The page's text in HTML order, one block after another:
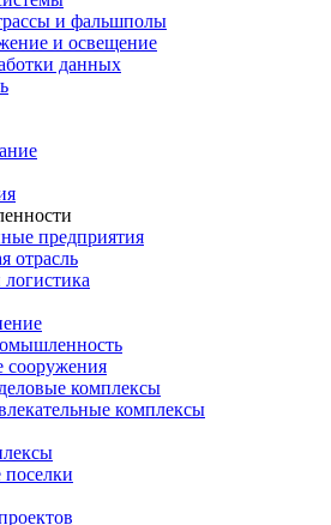
и фальшполы
и освещение
данных
предприятия
отрасль
сооружения
комплексы
комплексы